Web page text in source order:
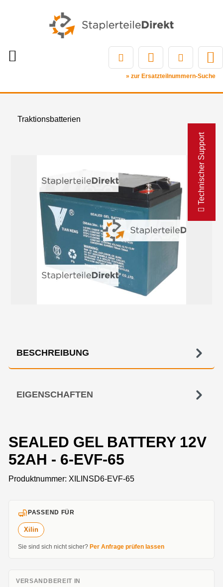
Technischer Support
» zur Ersatzteilnummern-Suche
Traktionsbatterien
BESCHREIBUNG
EIGENSCHAFTEN
SEALED GEL BATTERY 12V
52AH - 6-EVF-65
Produktnummer: XILINSD6-EVF-65
PASSEND FÜR
Xilin
Sie sind sich nicht sicher? Per Anfrage prüfen lassen
VERSANDBEREIT IN